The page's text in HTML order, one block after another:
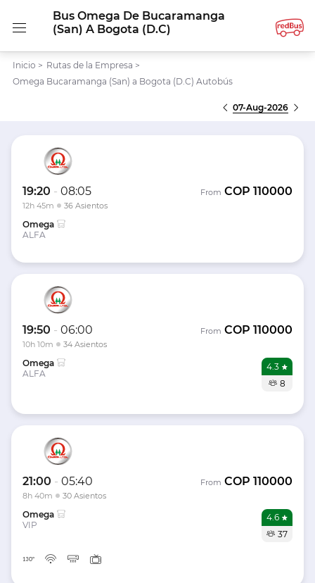
Bus Omega De Bucaramanga
(San) A Bogota (D.C)
Inicio > Rutas de la Empresa >
Omega Bucaramanga (San) a Bogota (D.C) Autobús
07-Aug-2026
19:20 - 08:05
12h 45m 36 Asientos
From COP 110000
Omega
ALFA
19:50 - 06:00
10h 10m 34 Asientos
From COP 110000
Omega
ALFA
4.3
8
21:00 - 05:40
8h 40m 30 Asientos
From COP 110000
Omega
VIP
4.6
37